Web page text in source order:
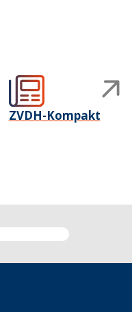
ZVDH-Kompakt